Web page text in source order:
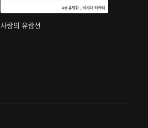
사랑의 유람선